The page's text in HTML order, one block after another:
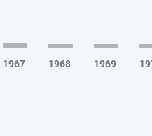
1967 1968 1969